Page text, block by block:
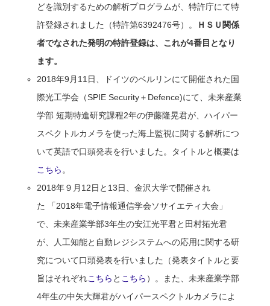
どを識別するための解析プログラムが、特許庁にて特
許登録されました（特許第6392476号）。
ＨＳＵ関係
者でなされた発明の特許登録は、これが4番目となり
ます。
2018年9月11日、ドイツのベルリンにて開催された国
際光工学会（SPIE Security＋Defence)にて、未来産業
学部 短期特進研究課程2年の伊藤隆晃君が、ハイパー
スペクトルカメラを使った海上監視に関する解析につ
いて英語で口頭発表を行いました。タイトルと概要は
こちら 。
2018年９月12日と13日、金沢大学で開催され
た 「2018年電子情報通信学会ソサイエティ大会」
で、未来産業学部3年生の安江光平君と田村拓光君
が、人工知能と自動レジシステムへの応用に関する研
究について口頭発表を行いました（発表タイトルと要
旨はそれぞれこちら と こちら ）。また、未来産業学部
4年生の中矢大輝君がハイパースペクトルカメラによ